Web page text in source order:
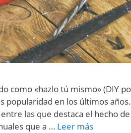
como «hazlo tú mismo» (DIY
popularidad en los últimos
las que destaca el hecho
que a … Leer más